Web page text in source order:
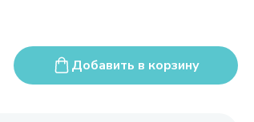
Добавить в корзину